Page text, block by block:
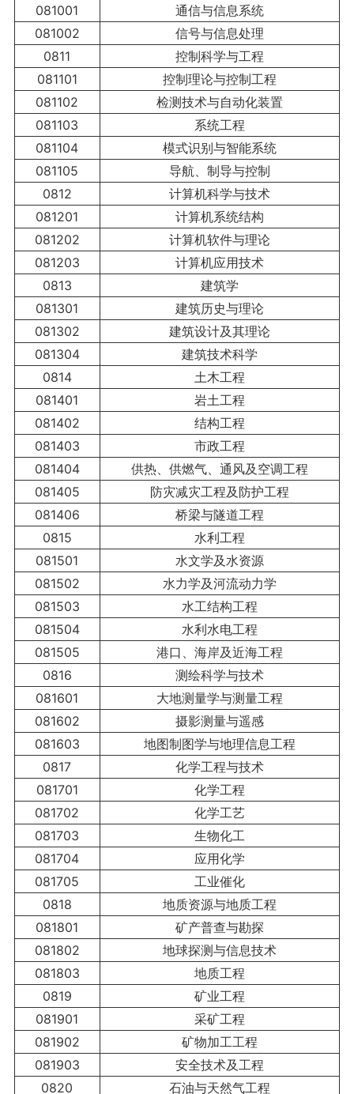
081001
通信与信息系统
081002
信号与信息处理
0811
控制科学与工程
081101
控制理论与控制工程
081102
检测技术与自动化装置
081103
系统工程
081104
模式识别与智能系统
081105
导航、制导与控制
0812
计算机科学与技术
081201
计算机系统结构
081202
计算机软件与理论
081203
计算机应用技术
0813
建筑学
081301
建筑历史与理论
081302
建筑设计及其理论
081304
建筑技术科学
0814
土木工程
081401
岩土工程
081402
结构工程
081403
市政工程
081404
供热、供燃气、通风及空调工程
081405
防灾减灾工程及防护工程
081406
桥梁与隧道工程
0815
水利工程
081501
水文学及水资源
081502
水力学及河流动力学
081503
水工结构工程
081504
水利水电工程
081505
港口、海岸及近海工程
0816
测绘科学与技术
081601
大地测量学与测量工程
081602
摄影测量与遥感
081603
地图制图学与地理信息工程
0817
化学工程与技术
081701
化学工程
081702
化学工艺
081703
生物化工
081704
应用化学
081705
工业催化
0818
地质资源与地质工程
081801
矿产普查与勘探
081802
地球探测与信息技术
081803
地质工程
0819
矿业工程
081901
采矿工程
081902
矿物加工工程
081903
安全技术及工程
0820
石油与天然气工程